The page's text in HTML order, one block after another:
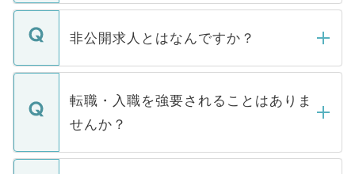
ご登録いただきましたら、弊社担当者がご
登録内容を確認し、その後メールもしくは
ます。通常、5営業日以内にはご連絡をせて
いただきますので、しばらくお待ちくださ
非公開求人とはなんですか？
マイナビDOCTORで取り扱っている求人の
うち約3割は、Webサイトからご覧いただ
けない「非公開求人」です。非公開求人は
下記の理由によって、一般には公開してい
ません。
転職・入職を強要されることはありま
せんか？
転職・入職を強要することは一切ありませ